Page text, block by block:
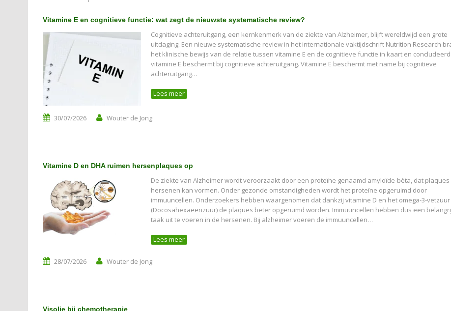
Vitamine E en cognitieve functie: wat zegt de nieuwste systematische review?
Cognitieve achteruitgang, een kernkenmerk van de ziekte van Alzheimer, blijft wereldwijd een grote
uitdaging. Een nieuwe systematische review in het internationale vaktijdschrift Nutrition Research
het klinische bewijs van de relatie tussen vitamine E en de cognitieve functie in kaart en
vitamine E beschermt bij cognitieve achteruitgang. Vitamine E beschermt met name bij cognitieve
achteruitgang…
Lees meer
30/07/2026 Wouter de Jong
Vitamine D en DHA ruimen hersenplaques op
De ziekte van Alzheimer wordt veroorzaakt door een proteïne genaamd amyloïde-bèta, dat plaques
hersenen kan vormen. Onder gezonde omstandigheden wordt het proteïne opgeruimd door
immuuncellen. Onderzoekers hebben waargenomen dat dankzij vitamine D en het omega-3-vetzuur
(Docosahexaeenzuur) de plaques beter opgeruimd worden. Immuuncellen hebben dus een
taak uit te voeren in de hersenen. Bij alzheimer voeren de immuuncellen…
Lees meer
28/07/2026 Wouter de Jong
Visolie bij chemotherapie